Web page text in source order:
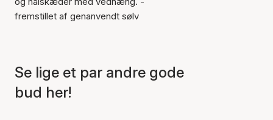
fremstillet af genanvendt sølv
Se lige et par andre gode
bud her!